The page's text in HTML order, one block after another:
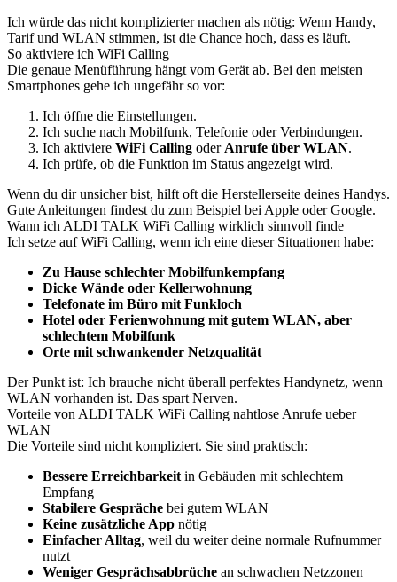
Ich würde das nicht komplizierter machen als nötig: Wenn Handy,
Tarif und WLAN stimmen, ist die Chance hoch, dass es läuft.
So aktiviere ich WiFi Calling
Die genaue Menüführung hängt vom Gerät ab. Bei den meisten
Smartphones gehe ich ungefähr so vor:
Ich öffne die Einstellungen.
Ich suche nach Mobilfunk, Telefonie oder Verbindungen.
Ich aktiviere WiFi Calling oder Anrufe über WLAN.
Ich prüfe, ob die Funktion im Status angezeigt wird.
Wenn du dir unsicher bist, hilft oft die Herstellerseite deines Handys.
Gute Anleitungen findest du zum Beispiel bei Apple oderGoogle.
Wann ich ALDI TALK WiFi Calling wirklich sinnvoll finde
Ich setze auf WiFi Calling, wenn ich eine dieser Situationen habe:
Zu Hause schlechter Mobilfunkempfang
Dicke Wände oder Kellerwohnung
Telefonate im Büro mit Funkloch
Hotel oder Ferienwohnung mit gutem WLAN, aber
schlechtem Mobilfunk
Orte mit schwankender Netzqualität
Der Punkt ist: Ich brauche nicht überall perfektes Handynetz, wenn
WLAN vorhanden ist. Das spart Nerven.
Vorteile von ALDI TALK WiFi Calling nahtlose Anrufe ueber
WLAN
Die Vorteile sind nicht kompliziert. Sie sind praktisch:
Bessere Erreichbarkeit in Gebäuden mit schlechtem
Empfang
Stabilere Gespräche bei gutem WLAN
Keine zusätzliche App nötig
Einfacher Alltag, weil du weiter deine normale Rufnummer
nutzt
Weniger Gesprächsabbrüche an schwachen Netzzonen